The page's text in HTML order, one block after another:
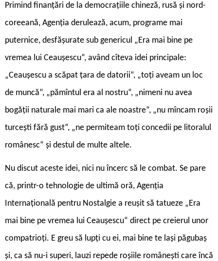
Primind finanțări de la democrațiile chineză, rusă și nord-
coreeană, Agenția derulează, acum, programe mai
puternice, desfășurate sub genericul „Era mai bine pe
vremea lui Ceaușescu“, având cîteva idei principale:
„Ceaușescu a scăpat țara de datorii“, „toți aveam un loc
de muncă“, „pămîntul era al nostru“, „nimeni nu avea
bogății naturale mai mari ca ale noastre“, „nu mîncam roșii
turcești fără gust“, „ne permiteam toți concedii pe litoralul
românesc“ și destul de multe altele.
Nu discut aceste idei, nici nu încerc să le combat. Se pare
că, printr-o tehnologie de ultimă oră, Agenția
Internațională pentru Nostalgie a reușit să tatueze „Era
mai bine pe vremea lui Ceaușescu“ direct pe creierul unor
compatrioți. E greu să lupți cu ei, mai bine te lași păgubaș
și, ca să nu-i superi, lauzi repede roșiile românești care încă